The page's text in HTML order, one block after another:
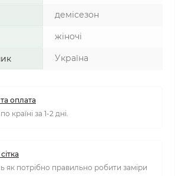
демісезон
жіночі
Україна
оплата
країні за 1-2 дні.
як потрібно правильно робити заміри